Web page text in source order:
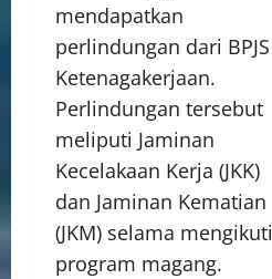
mendapatkan
perlindungan dari BPJS
Ketenagakerjaan.
Perlindungan tersebut
meliputi Jaminan
Kecelakaan Kerja (JKK)
dan Jaminan Kematian
(JKM) selama mengikuti
program magang.